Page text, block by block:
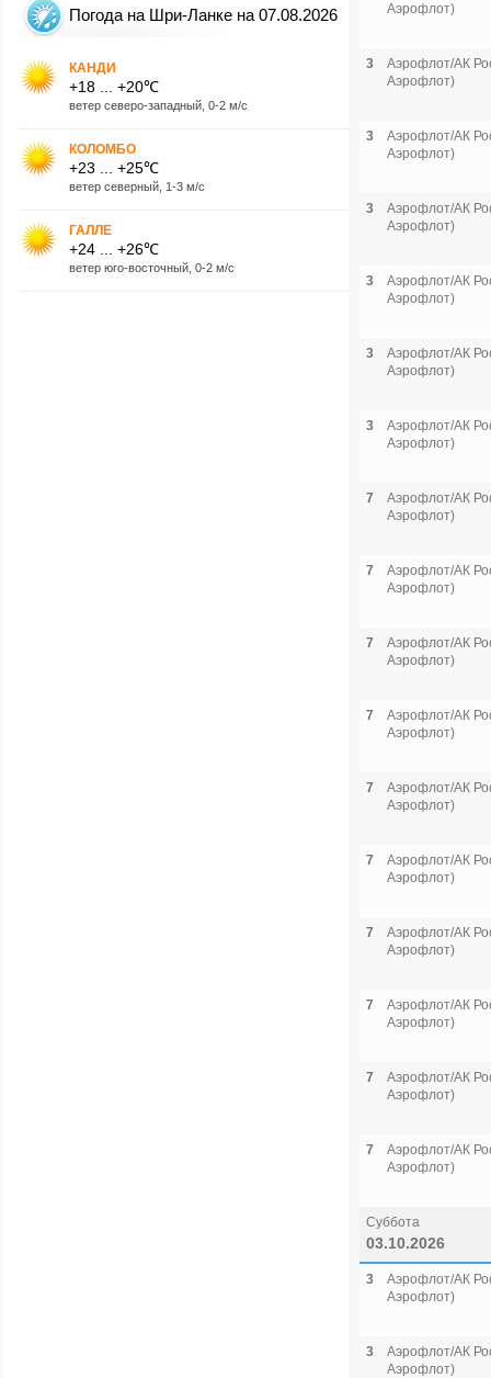
Погода на Шри-Ланке на 07.08.2026
КАНДИ
+18 ... +20℃
ветер северо-западный, 0-2 м/с
КОЛОМБО
+23 ... +25℃
ветер северный, 1-3 м/с
ГАЛЛЕ
+24 ... +26℃
ветер юго-восточный, 0-2 м/с
Аэрофлот)
3
Аэрофлот/АК
Аэрофлот)
3
Аэрофлот/АК
Аэрофлот)
3
Аэрофлот/АК
Аэрофлот)
3
Аэрофлот/АК
Аэрофлот)
3
Аэрофлот/АК
Аэрофлот)
3
Аэрофлот/АК
Аэрофлот)
7
Аэрофлот/АК
Аэрофлот)
7
Аэрофлот/АК
Аэрофлот)
7
Аэрофлот/АК
Аэрофлот)
7
Аэрофлот/АК
Аэрофлот)
7
Аэрофлот/АК
Аэрофлот)
7
Аэрофлот/АК
Аэрофлот)
7
Аэрофлот/АК
Аэрофлот)
7
Аэрофлот/АК
Аэрофлот)
7
Аэрофлот/АК
Аэрофлот)
7
Аэрофлот/АК
Аэрофлот)
Суббота
03.10.2026
3
Аэрофлот/АК
Аэрофлот)
3
Аэрофлот/АК
Аэрофлот)